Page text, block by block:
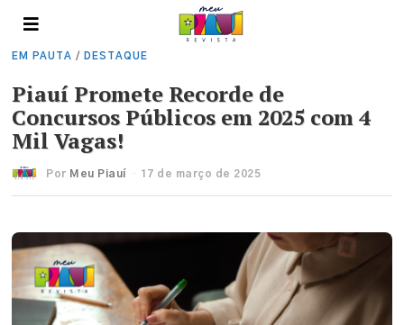
EM PAUTA / DESTAQUE
Piauí Promete Recorde de
Concursos Públicos em 2025 com 4
Mil Vagas!
Por Meu Piauí 17 de março de 2025